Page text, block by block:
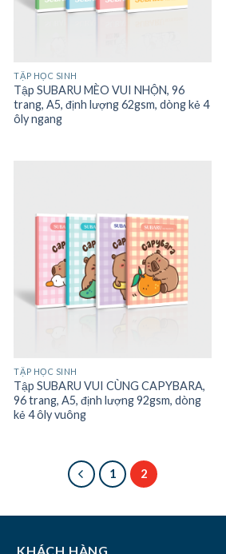
TẬP HỌC SINH
Tập SUBARU MÈO VUI NHỘN, 96
trang, A5, định lượng 62gsm, dòng kẻ 4
ôly ngang
TẬP HỌC SINH
Tập SUBARU VUI CÙNG CAPYBARA,
96 trang, A5, định lượng 92gsm, dòng
kẻ 4 ôly vuông
1 2
KHÁCH HÀNG